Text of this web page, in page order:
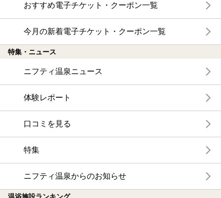
おすすめ電子チケット・クーポン一覧
今月の新着電子チケット・クーポン一覧
特集・ニュース
ニフティ温泉ニュース
体験レポート
口コミを見る
特集
ニフティ温泉からのお知らせ
温浴施設ランキング